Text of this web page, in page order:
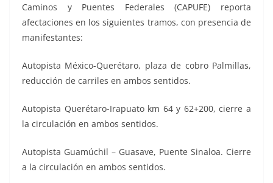
Caminos y Puentes Federales (CAPUFE) reporta
afectaciones en los siguientes tramos, con presencia de
manifestantes:
Autopista México-Querétaro, plaza de cobro Palmillas,
reducción de carriles en ambos sentidos.
Autopista Querétaro-Irapuato km 64 y 62+200, cierre a
la circulación en ambos sentidos.
Autopista Guamúchil – Guasave, Puente Sinaloa. Cierre
a la circulación en ambos sentidos.